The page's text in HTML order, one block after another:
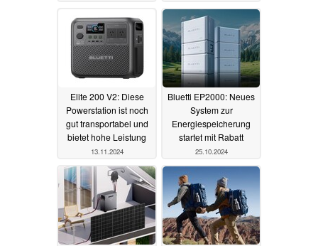
Elite 200 V2: Diese
Powerstation ist noch
gut transportabel und
bietet hohe Leistung
13.11.2024
Bluetti EP2000: Neues
System zur
Energiespeicherung
startet mit Rabatt
25.10.2024